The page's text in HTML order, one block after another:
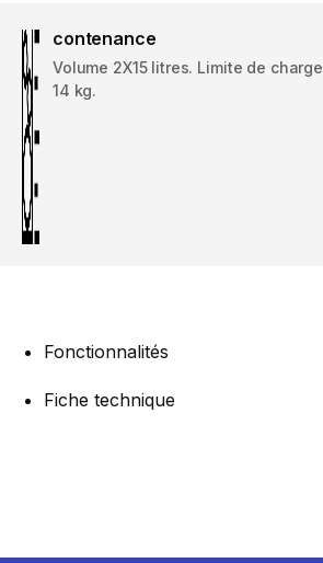
contenance
Volume 2X15 litres. Limite de charge
14 kg.
Fonctionnalités
Fiche technique